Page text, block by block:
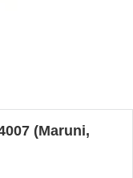
(Maruni,